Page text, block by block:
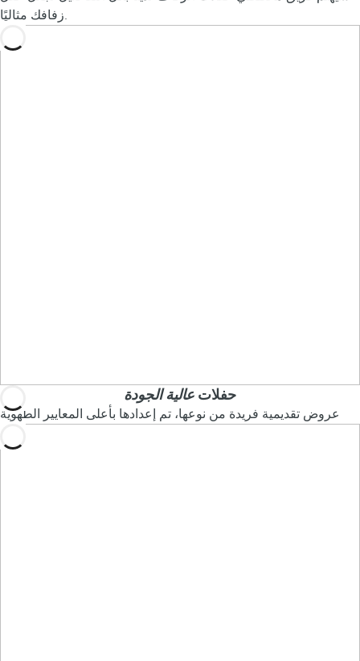
زفافك مثاليًا.
حفلات عالية الجودة
عروض تقديمية فريدة من نوعها، تم إعدادها بأعلى المعايير الطهوية